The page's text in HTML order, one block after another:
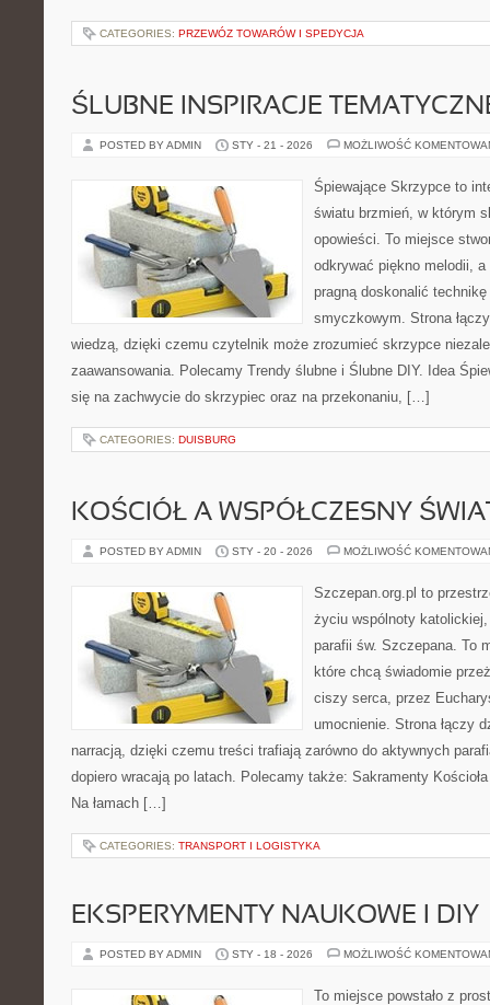
CATEGORIES: PRZEWÓZ TOWARÓW I SPEDYCJA
ŚLUBNE INSPIRACJE
POSTED BY ADMIN STY - 21 - 2026 MOŻLIWOŚĆ
Śpiewające Skrzypce to
światu brzmień, w którym
opowieści. To miejsce
odkrywać piękno melodii,
pragną doskonalić
smyczkowym. Strona
wiedzą, dzięki czemu czytelnik może zrozumieć skrzypce
zaawansowania. Polecamy Trendy ślubne i Ślubne DIY. Idea
się na zachwycie do skrzypiec oraz na przekonaniu, […]
CATEGORIES: DUISBURG
KOŚCIÓŁ A WSPÓŁCZESNY
POSTED BY ADMIN STY - 20 - 2026 MOŻLIWOŚĆ
Szczepan.org.pl to
życiu wspólnoty
parafii św. Szczepana. To
które chcą świadomie
ciszy serca, przez
umocnienie. Strona łączy
narracją, dzięki czemu treści trafiają zarówno do aktywnych
dopiero wracają po latach. Polecamy także: Sakramenty
Na łamach […]
CATEGORIES: TRANSPORT I LOGISTYKA
EKSPERYMENTY NAUKOWE I DIY
POSTED BY ADMIN STY - 18 - 2026 MOŻLIWOŚĆ
To miejsce powstało z